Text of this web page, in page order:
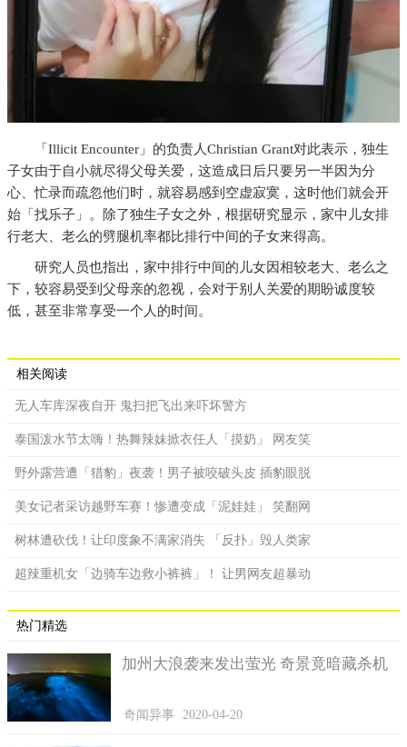
「Illicit Encounter」的负责人Christian Grant对此表示，独生
子女由于自小就尽得父母关爱，这造成日后只要另一半因为分
心、忙录而疏忽他们时，就容易感到空虚寂寞，这时他们就会开
始「找乐子」。除了独生子女之外，根据研究显示，家中儿女排
行老大、老么的劈腿机率都比排行中间的子女来得高。
研究人员也指出，家中排行中间的儿女因相较老大、老么之
下，较容易受到父母亲的忽视，会对于别人关爱的期盼诚度较
低，甚至非常享受一个人的时间。
相关阅读
无人车库深夜自开 鬼扫把飞出来吓坏警方
泰国泼水节太嗨！热舞辣妹掀衣任人「摸奶」 网友笑
野外露营遭「猎豹」夜袭！男子被咬破头皮 插豹眼脱
美女记者采访越野车赛！惨遭变成「泥娃娃」 笑翻网
树林遭砍伐！让印度象不满家消失 「反扑」毁人类家
超辣重机女「边骑车边救小裤裤」！ 让男网友超暴动
热门精选
加州大浪袭来发出萤光 奇景竟暗藏杀机
奇闻异事 2020-04-20